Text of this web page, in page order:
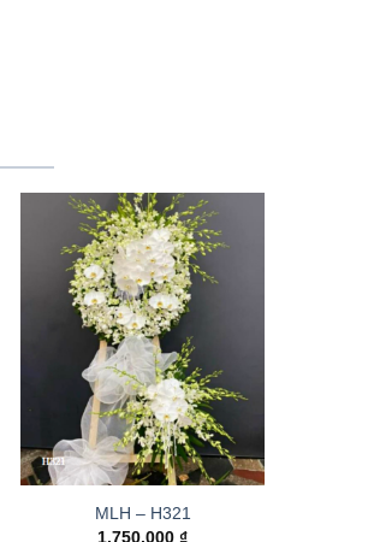
MLH – H321
1.750.000₫